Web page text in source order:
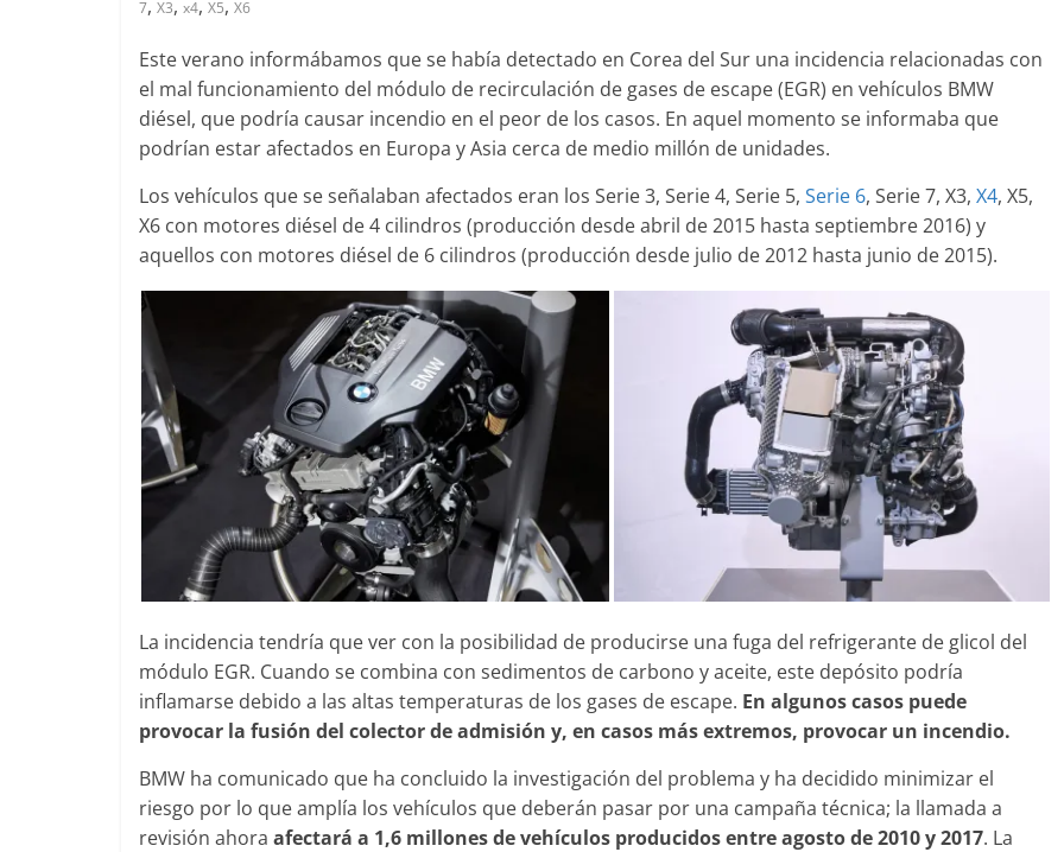
7, X3, x4, X5, X6
Este verano informábamos que se había detectado en Corea del Sur una incidencia relacionadas con
el mal funcionamiento del módulo de recirculación de gases de escape (EGR) en vehículos BMW
diésel, que podría causar incendio en el peor de los casos. En aquel momento se informaba que
podrían estar afectados en Europa y Asia cerca de medio millón de unidades.
Los vehículos que se señalaban afectados eran los Serie 3, Serie 4, Serie 5, Serie 6, Serie 7, X3, X4, X5,
X6 con motores diésel de 4 cilindros (producción desde abril de 2015 hasta septiembre 2016) y
aquellos con motores diésel de 6 cilindros (producción desde julio de 2012 hasta junio de 2015).
La incidencia tendría que ver con la posibilidad de producirse una fuga del refrigerante de glicol del
módulo EGR. Cuando se combina con sedimentos de carbono y aceite, este depósito podría
inflamarse debido a las altas temperaturas de los gases de escape. En algunos casos puede
provocar la fusión del colector de admisión y, en casos más extremos, provocar un incendio.
BMW ha comunicado que ha concluido la investigación del problema y ha decidido minimizar el
riesgo por lo que amplía los vehículos que deberán pasar por una campaña técnica; la llamada a
revisión ahora afectará a 1,6 millones de vehículos producidos entre agosto de 2010 y 2017. La
Clásicos
Clase S Coupé W140: 30
años de uno de los
Mercedes-Benz más caros
31 de enero de 2022 mospotter84 0
Clásicos
deportividad
25 de julio de 2022 mospotter84
Seguridad
Llamada a revisión en
Mercedes Clase A fabricados
entre 2017-2019
4 de septiembre de 2020
mospotter84
0
Seguridad
50 años del Mercedes-
ESF 13: un experimento
seguridad
31 de mayo de 2022 mospotter84